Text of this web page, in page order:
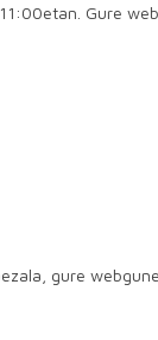
Gure
gure